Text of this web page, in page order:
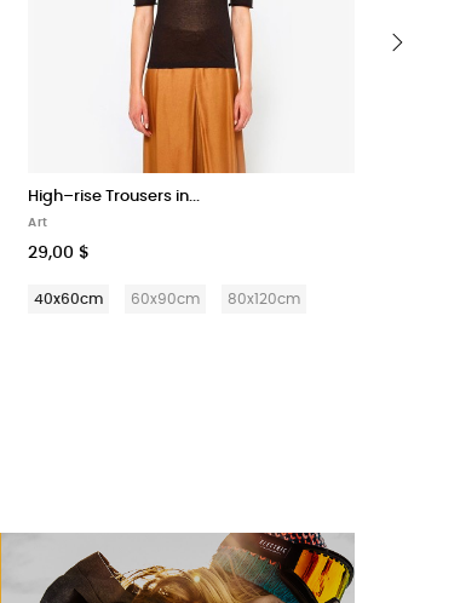
High–rise Trousers in...
Art
29,00 $
40x60cm 60x90cm 80x120cm